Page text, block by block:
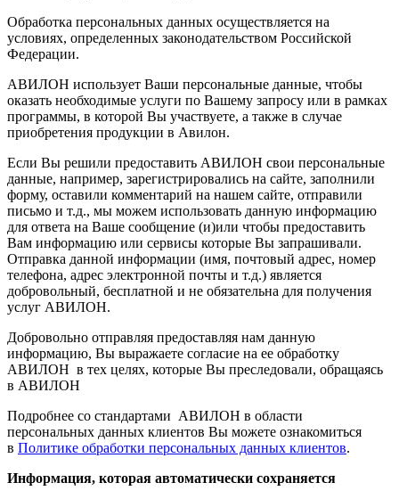
Обработка персональных данных осуществляется на
условиях, определенных законодательством Российской
Федерации.
АВИЛОН использует Ваши персональные данные, чтобы
оказать необходимые услуги по Вашему запросу или в рамках
программы, в которой Вы участвуете, а также в случае
приобретения продукции в Авилон.
Если Вы решили предоставить АВИЛОН свои персональные
данные, например, зарегистрировались на сайте, заполнили
форму, оставили комментарий на нашем сайте, отправили
письмо и т.д., мы можем использовать данную информацию
для ответа на Ваше сообщение (и)или чтобы предоставить
Вам информацию или сервисы которые Вы запрашивали.
Отправка данной информации (имя, почтовый адрес, номер
телефона, адрес электронной почты и т.д.) является
добровольный, бесплатной и не обязательна для получения
услуг АВИЛОН.
Добровольно отправляя предоставляя нам данную
информацию, Вы выражаете согласие на ее обработку
АВИЛОН в тех целях, которые Вы преследовали, обращаясь
в АВИЛОН
Подробнее со стандартами АВИЛОН в области
персональных данных клиентов Вы можете ознакомиться
в Политике обработки персональных данных клиентов.
Информация, которая автоматически сохраняется